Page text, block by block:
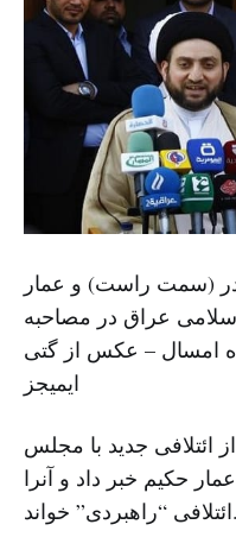
(سمت راست) و عمار
عراق در مصاحبه
امسال – عکس از گتی
ایمیجز
ائتلافی جدید با مجلس
حکیم خبر داد و آنرا
ائتلافی “راهبردی” خواند.